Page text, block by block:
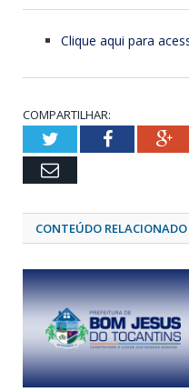
Clique aqui para
COMPARTILHAR:
TwitterFacebook
Email
CONTEÚDO RELACIONADO